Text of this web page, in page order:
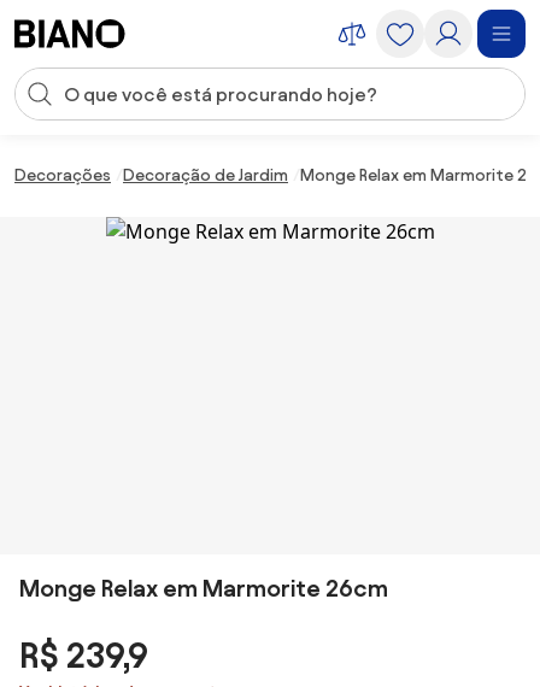
Entrada de pesquisa
Decorações Decoração de Jardim Monge Relax em Marmorite
Monge Relax em Marmorite 26cm
R$ 239,9